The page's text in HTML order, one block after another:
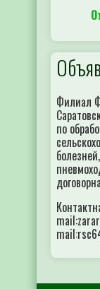
Филиал
по